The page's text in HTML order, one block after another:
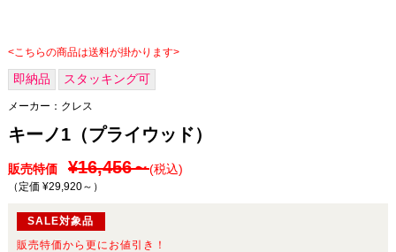
<こちらの商品は送料が掛かります>
即納品 スタッキング可
メーカー： クレス
キーノ1（プライウッド）
販売特価 ¥16,456～(税込)
（定価 ¥29,920～ ）
SALE対象品
販売特価から更にお値引き！